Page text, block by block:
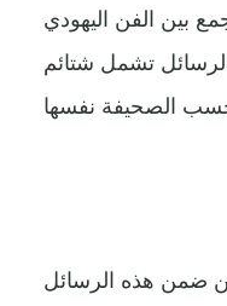
بين الفن اليهودي
تشمل شتائم
ضمن هذه الرسائل